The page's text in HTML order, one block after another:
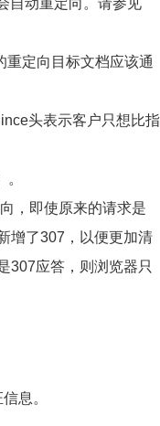
自动重定向。请参见
重定向目标文档应该通
头表示客户只想比指
，即使原来的请求是
增了307，以便更加清
307应答，则浏览器只
息。